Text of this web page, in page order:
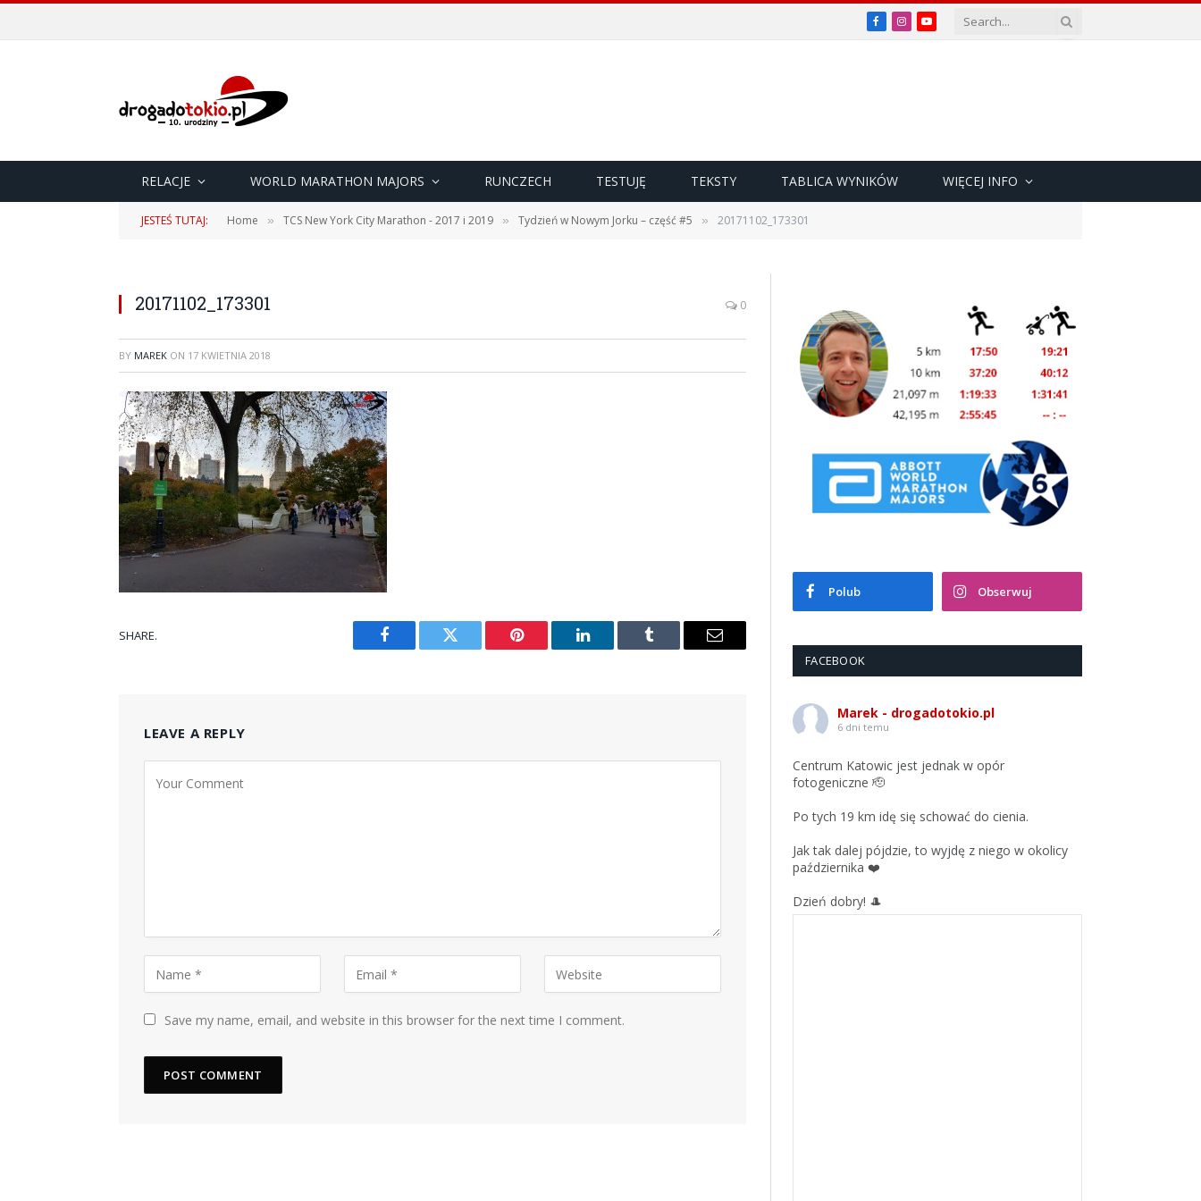
Facebook
InstagramYouTube
RELACJE WORLD MARATHON MAJORS RUNCZECH TESTUJĘ TEKSTY TABLICA WYNIKÓW WIĘCEJ INFO
JESTEŚ TUTAJ: Home » TCS New York City Marathon - 2017 i 2019 » Tydzień w Nowym Jorku – część #5 » 20171102_173301
20171102_173301 0
BY MAREK ON 17 KWIETNIA 2018
SHARE.
Facebook Twitter Pinterest LinkedIn Tumblr Email
LEAVE A REPLY
Save my name, email, and website in this browser for the next time I comment.
Polub Obserwuj
FACEBOOK
Marek - drogadotokio.pl
6 dni temu
Centrum Katowic jest jednak w opór
fotogeniczne 🫡
Po tych 19 km idę się schować do cienia.
Jak tak dalej pójdzie, to wyjdę z niego w okolicy
października ❤️
Dzień dobry! 🎩